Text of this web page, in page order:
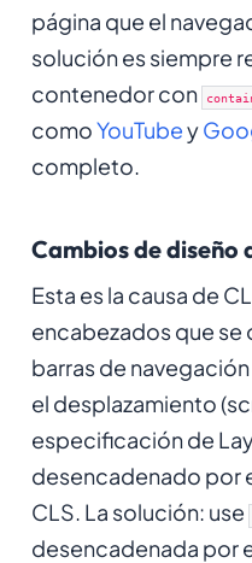
página que el
solución es siempre
contenedor con
comoYouTubey
completo.
Cambios de diseño
Esta es la causa de
encabezados que se
barras de
el desplazamiento
especificación de
desencadenado por
CLS. La solución: use
desencadenada por